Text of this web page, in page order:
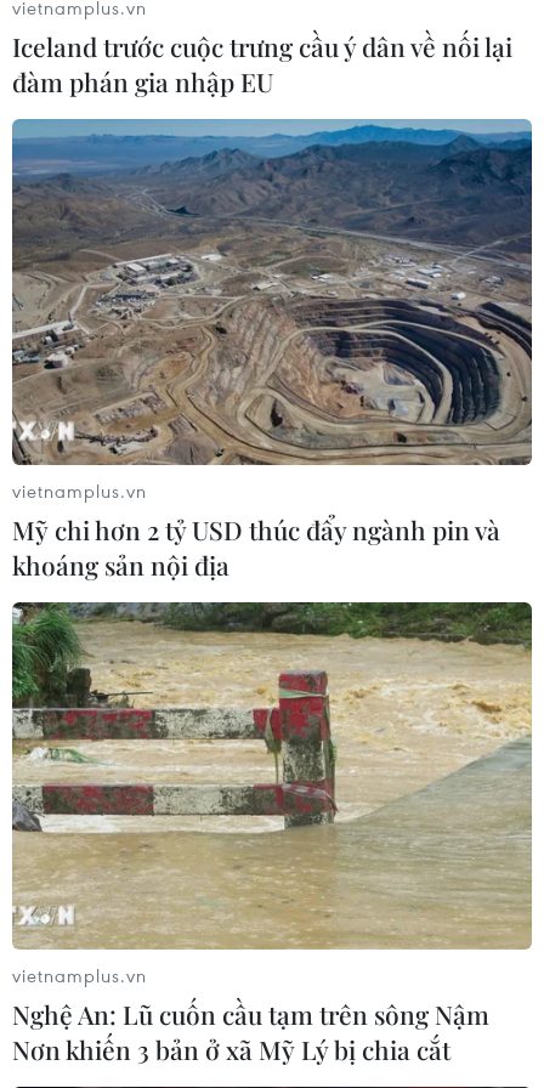
Trung Quốc thử nghiệm tuyến tàu
cao tốc xuyên vùng đất đóng băng
06/08/2026 12:35
Trung Quốc vận hành giàn phát điện
gió nổi đầu tiên chịu được bão cấp 17
06/08/2026 11:20
Hàn Quốc xác nhận Triều Tiên
phóng ít nhất 1 tên lửa đạn đạo tầm
ngắn
06/08/2026 09:41
Quân đội Hàn Quốc thông báo Triều
Tiên phóng vật thể chưa xác định
06/08/2026 08:31
Dấu mốc quan trọng trong quan hệ
Việt Nam-Australia
06/08/2026 08:29
Hàn Quốc tăng cường giải pháp
ngăn chặn đánh bạc trực tuyến trong
quân đội
06/08/2026 04:52
vietnamplus.vn
Iceland trước cuộc trưng cầu ý dân về nối lại
đàm phán gia nhập EU
vietnamplus.vn
Mỹ chi hơn 2 tỷ USD thúc đẩy ngành pin và
khoáng sản nội địa
vietnamplus.vn
Nghệ An: Lũ cuốn cầu tạm trên sông Nậm
Nơn khiến 3 bản ở xã Mỹ Lý bị chia cắt